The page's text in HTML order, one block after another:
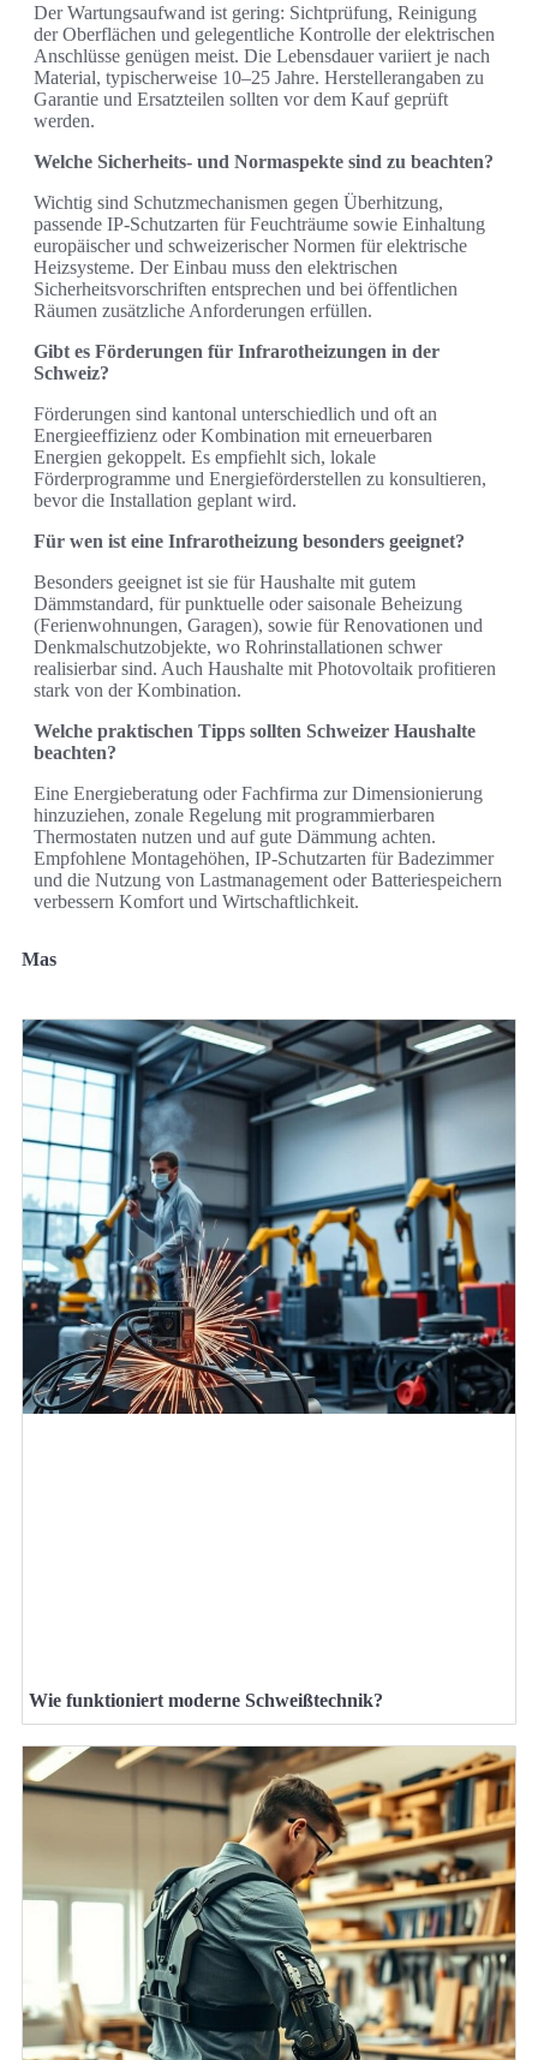
Der Wartungsaufwand ist gering: Sichtprüfung, Reinigung
der Oberflächen und gelegentliche Kontrolle der elektrischen
Anschlüsse genügen meist. Die Lebensdauer variiert je nach
Material, typischerweise 10–25 Jahre. Herstellerangaben zu
Garantie und Ersatzteilen sollten vor dem Kauf geprüft
werden.
Welche Sicherheits‑ und Normaspekte sind zu beachten?
Wichtig sind Schutzmechanismen gegen Überhitzung,
passende IP‑Schutzarten für Feuchträume sowie Einhaltung
europäischer und schweizerischer Normen für elektrische
Heizsysteme. Der Einbau muss den elektrischen
Sicherheitsvorschriften entsprechen und bei öffentlichen
Räumen zusätzliche Anforderungen erfüllen.
Gibt es Förderungen für Infrarotheizungen in der
Schweiz?
Förderungen sind kantonal unterschiedlich und oft an
Energieeffizienz oder Kombination mit erneuerbaren
Energien gekoppelt. Es empfiehlt sich, lokale
Förderprogramme und Energieförderstellen zu konsultieren,
bevor die Installation geplant wird.
Für wen ist eine Infrarotheizung besonders geeignet?
Besonders geeignet ist sie für Haushalte mit gutem
Dämmstandard, für punktuelle oder saisonale Beheizung
(Ferienwohnungen, Garagen), sowie für Renovationen und
Denkmalschutzobjekte, wo Rohrinstallationen schwer
realisierbar sind. Auch Haushalte mit Photovoltaik profitieren
stark von der Kombination.
Welche praktischen Tipps sollten Schweizer Haushalte
beachten?
Eine Energieberatung oder Fachfirma zur Dimensionierung
hinzuziehen, zonale Regelung mit programmierbaren
Thermostaten nutzen und auf gute Dämmung achten.
Empfohlene Montagehöhen, IP‑Schutzarten für Badezimmer
und die Nutzung von Lastmanagement oder Batteriespeichern
verbessern Komfort und Wirtschaftlichkeit.
Mas
Wie funktioniert moderne Schweißtechnik?